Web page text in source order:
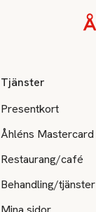
Tjänster
Presentkort
Åhléns Mastercard
Restaurang/café
Behandling/tjänster